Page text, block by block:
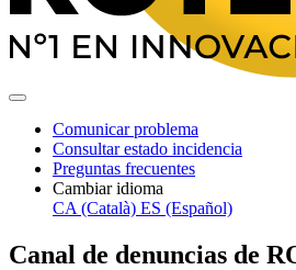
Comunicar problema
Consultar estado incidencia
Preguntas frecuentes
Cambiar idioma
CA (Català) ES (Español)
Canal de denuncias de